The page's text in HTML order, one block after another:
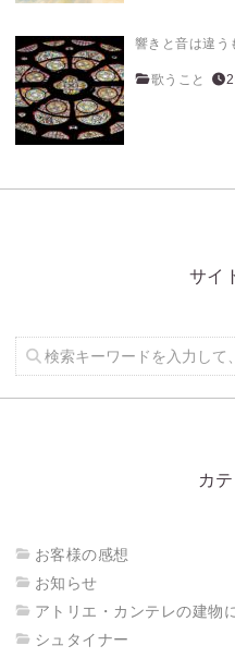
響きと音は違う
歌うこと
サイ
カ
お客様の感想
お知らせ
アトリエ・カンテレの建物
シュタイナー